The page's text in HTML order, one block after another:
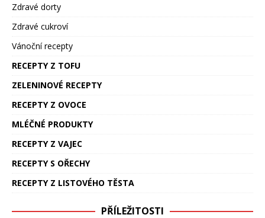
Zdravé dorty
Zdravé cukroví
Vánoční recepty
RECEPTY Z TOFU
ZELENINOVÉ RECEPTY
RECEPTY Z OVOCE
MLÉČNÉ PRODUKTY
RECEPTY Z VAJEC
RECEPTY S OŘECHY
RECEPTY Z LISTOVÉHO TĚSTA
PŘÍLEŽITOSTI